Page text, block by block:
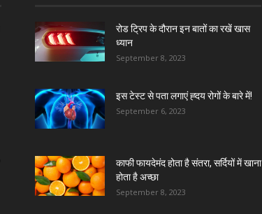
रोड ट्रिप के दौरान इन बातों का रखें खास
ध्यान
September 8, 2023
इस टेस्ट से पता लगाएं ह्दय रोगों के बारे में!
September 6, 2023
काफी फायदेमंद होता है संतरा, सर्दियों में खाना
होता है अच्छा
September 8, 2023